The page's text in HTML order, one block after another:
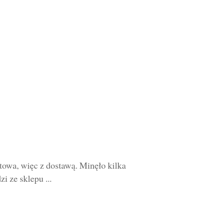
więc z dostawą. Minęło kilka
ze sklepu ...